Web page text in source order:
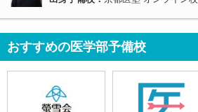
おすすめの医学部予備校